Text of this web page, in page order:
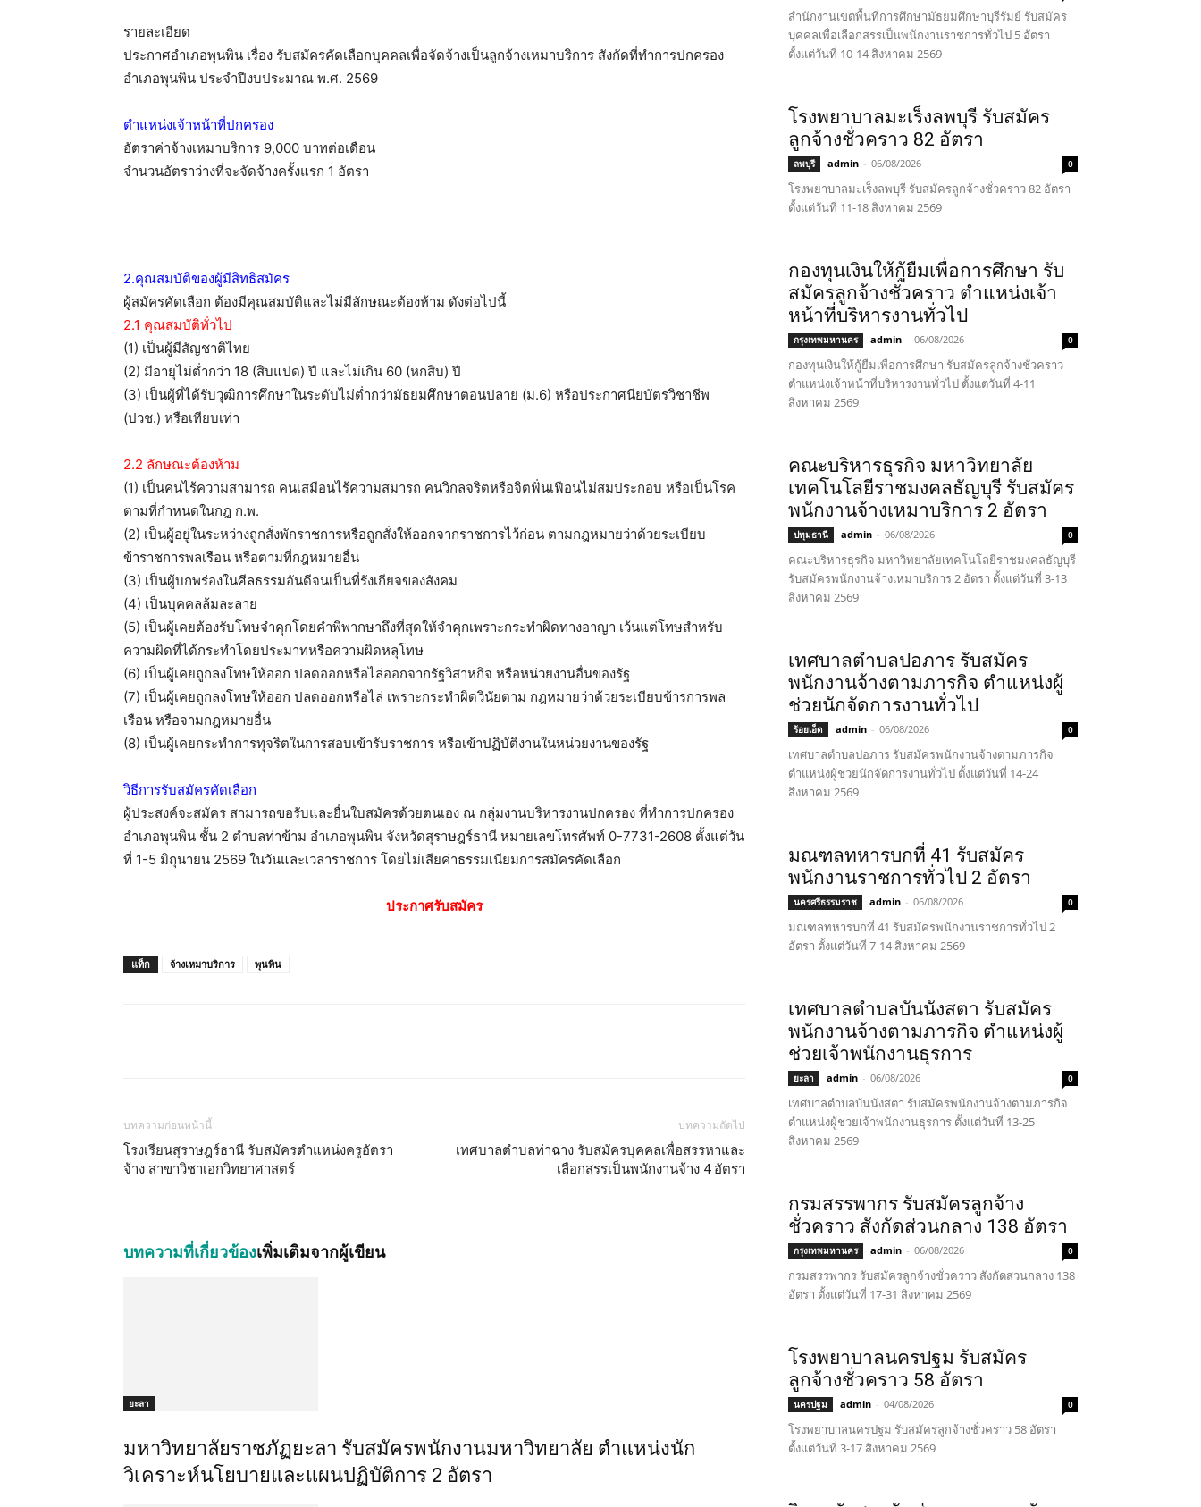
รายละเอียด
ประกาศอำเภอพุนพิน เรื่อง รับสมัครคัดเลือกบุคคลเพื่อจัดจ้างเป็นลูกจ้างเหมาบริการ สังกัดที่ทำการปกครอง
อำเภอพุนพิน ประจำปีงบประมาณ พ.ศ. 2569
ตำแหน่งเจ้าหน้าที่ปกครอง
อัตราค่าจ้างเหมาบริการ 9,000 บาทต่อเดือน
จำนวนอัตราว่างที่จะจัดจ้างครั้งแรก 1 อัตรา
2.คุณสมบัติของผู้มีสิทธิสมัคร
ผู้สมัครคัดเลือก ต้องมีคุณสมบัติและไม่มีลักษณะต้องห้าม ดังต่อไปนี้
2.1 คุณสมบัติทั่วไป
(1) เป็นผู้มีสัญชาติไทย
(2) มีอายุไม่ต่ำกว่า 18 (สิบแปด) ปี และไม่เกิน 60 (หกสิบ) ปี
(3) เป็นผู้ที่ได้รับวุฒิการศึกษาในระดับไม่ต่ำกว่ามัธยมศึกษาตอนปลาย (ม.6) หรือประกาศนียบัตรวิชาชีพ
(ปวช.) หรือเทียบเท่า
2.2 ลักษณะต้องห้าม
(1) เป็นคนไร้ความสามารถ คนเสมือนไร้ความสมารถ คนวิกลจริตหรือจิตฟั่นเฟือนไม่สมประกอบ หรือเป็นโรค
ตามที่กำหนดในกฎ ก.พ.
(2) เป็นผู้อยู่ในระหว่างถูกสั่งพักราชการหรือถูกสั่งให้ออกจากราชการไว้ก่อน ตามกฎหมายว่าด้วยระเบียบ
ข้าราชการพลเรือน หรือตามที่กฎหมายอื่น
(3) เป็นผู้บกพร่องในศีลธรรมอันดีจนเป็นที่รังเกียจของสังคม
(4) เป็นบุคคลล้มละลาย
(5) เป็นผู้เคยต้องรับโทษจำคุกโดยคำพิพากษาถึงที่สุดให้จำคุกเพราะกระทำผิดทางอาญา เว้นแต่โทษสำหรับ
ความผิดที่ได้กระทำโดยประมาทหรือความผิดหลุโทษ
(6) เป็นผู้เคยถูกลงโทษให้ออก ปลดออกหรือไล่ออกจากรัฐวิสาหกิจ หรือหน่วยงานอื่นของรัฐ
(7) เป็นผู้เคยถูกลงโทษให้ออก ปลดออกหรือไล่ เพราะกระทำผิดวินัยตาม กฎหมายว่าด้วยระเบียบข้ารการพล
เรือน หรือจามกฎหมายอื่น
(8) เป็นผู้เคยกระทำการทุจริตในการสอบเข้ารับราชการ หรือเข้าปฏิบัติงานในหน่วยงานของรัฐ
วิธีการรับสมัครคัดเลือก
ผู้ประสงค์จะสมัคร สามารถขอรับและยื่นใบสมัครด้วยตนเอง ณ กลุ่มงานบริหารงานปกครอง ที่ทำการปกครอง
อำเภอพุนพิน ชั้น 2 ตำบลท่าข้าม อำเภอพุนพิน จังหวัดสุราษฎร์ธานี หมายเลขโทรศัพท์ 0-7731-2608 ตั้งแต่วัน
ที่ 1-5 มิถุนายน 2569 ในวันและเวลาราชการ โดยไม่เสียค่าธรรมเนียมการสมัครคัดเลือก
ประกาศรับสมัคร
แท็ก จ้างเหมาบริการ พุนพิน
บทความก่อนหน้านี้
โรงเรียนสุราษฎร์ธานี รับสมัครตำแหน่งครูอัตรา
จ้าง สาขาวิชาเอกวิทยาศาสตร์
บทความถัดไป
เทศบาลตำบลท่าฉาง รับสมัครบุคคลเพื่อสรรหาและ
เลือกสรรเป็นพนักงานจ้าง 4 อัตรา
บทความที่เกี่ยวข้องเพิ่มเติมจากผู้เขียน
ยะลา
มหาวิทยาลัยราชภัฏยะลา รับสมัครพนักงานมหาวิทยาลัย ตำแหน่งนัก
วิเคราะห์นโยบายและแผนปฏิบัติการ 2 อัตรา
สำนักงานเขตพื้นที่การศึกษามัธยมศึกษาบุรีรัมย์ รับสมัคร
บุคคลเพื่อเลือกสรรเป็นพนักงานราชการทั่วไป 5 อัตรา
ตั้งแต่วันที่ 10-14 สิงหาคม 2569
โรงพยาบาลมะเร็งลพบุรี รับสมัคร
ลูกจ้างชั่วคราว 82 อัตรา
ลพบุรี admin - 06/08/2026 0
โรงพยาบาลมะเร็งลพบุรี รับสมัครลูกจ้างชั่วคราว 82 อัตรา
ตั้งแต่วันที่ 11-18 สิงหาคม 2569
กองทุนเงินให้กู้ยืมเพื่อการศึกษา รับ
สมัครลูกจ้างชั่วคราว ตำแหน่งเจ้า
หน้าที่บริหารงานทั่วไป
กรุงเทพมหานคร admin - 06/08/2026 0
กองทุนเงินให้กู้ยืมเพื่อการศึกษา รับสมัครลูกจ้างชั่วคราว
ตำแหน่งเจ้าหน้าที่บริหารงานทั่วไป ตั้งแต่วันที่ 4-11
สิงหาคม 2569
คณะบริหารธุรกิจ มหาวิทยาลัย
เทคโนโลยีราชมงคลธัญบุรี รับสมัคร
พนักงานจ้างเหมาบริการ 2 อัตรา
ปทุมธานี admin - 06/08/2026 0
คณะบริหารธุรกิจ มหาวิทยาลัยเทคโนโลยีราชมงคลธัญบุรี
รับสมัครพนักงานจ้างเหมาบริการ 2 อัตรา ตั้งแต่วันที่ 3-13
สิงหาคม 2569
เทศบาลตำบลปอภาร รับสมัคร
พนักงานจ้างตามภารกิจ ตำแหน่งผู้
ช่วยนักจัดการงานทั่วไป
ร้อยเอ็ด admin - 06/08/2026 0
เทศบาลตำบลปอภาร รับสมัครพนักงานจ้างตามภารกิจ
ตำแหน่งผู้ช่วยนักจัดการงานทั่วไป ตั้งแต่วันที่ 14-24
สิงหาคม 2569
มณฑลทหารบกที่ 41 รับสมัคร
พนักงานราชการทั่วไป 2 อัตรา
นครศรีธรรมราช admin - 06/08/2026 0
มณฑลทหารบกที่ 41 รับสมัครพนักงานราชการทั่วไป 2
อัตรา ตั้งแต่วันที่ 7-14 สิงหาคม 2569
เทศบาลตำบลบันนังสตา รับสมัคร
พนักงานจ้างตามภารกิจ ตำแหน่งผู้
ช่วยเจ้าพนักงานธุรการ
ยะลา admin - 06/08/2026 0
เทศบาลตำบลบันนังสตา รับสมัครพนักงานจ้างตามภารกิจ
ตำแหน่งผู้ช่วยเจ้าพนักงานธุรการ ตั้งแต่วันที่ 13-25
สิงหาคม 2569
กรมสรรพากร รับสมัครลูกจ้าง
ชั่วคราว สังกัดส่วนกลาง 138 อัตรา
กรุงเทพมหานคร admin - 06/08/2026 0
กรมสรรพากร รับสมัครลูกจ้างชั่วคราว สังกัดส่วนกลาง 138
อัตรา ตั้งแต่วันที่ 17-31 สิงหาคม 2569
โรงพยาบาลนครปฐม รับสมัคร
ลูกจ้างชั่วคราว 58 อัตรา
นครปฐม admin - 04/08/2026 0
โรงพยาบาลนครปฐม รับสมัครลูกจ้างชั่วคราว 58 อัตรา
ตั้งแต่วันที่ 3-17 สิงหาคม 2569